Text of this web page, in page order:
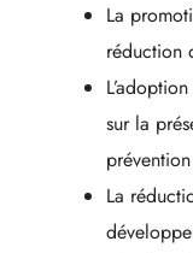
La
réduction
sur la
La